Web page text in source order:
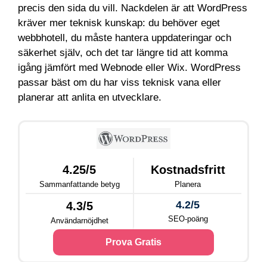
precis den sida du vill. Nackdelen är att WordPress
kräver mer teknisk kunskap: du behöver eget
webbhotell, du måste hantera uppdateringar och
säkerhet själv, och det tar längre tid att komma
igång jämfört med Webnode eller Wix. WordPress
passar bäst om du har viss teknisk vana eller
planerar att anlita en utvecklare.
4.25/5
Sammanfattande betyg
Kostnadsfritt
Planera
4.3/5
Användarnöjdhet
4.2/5
SEO-poäng
Prova Gratis